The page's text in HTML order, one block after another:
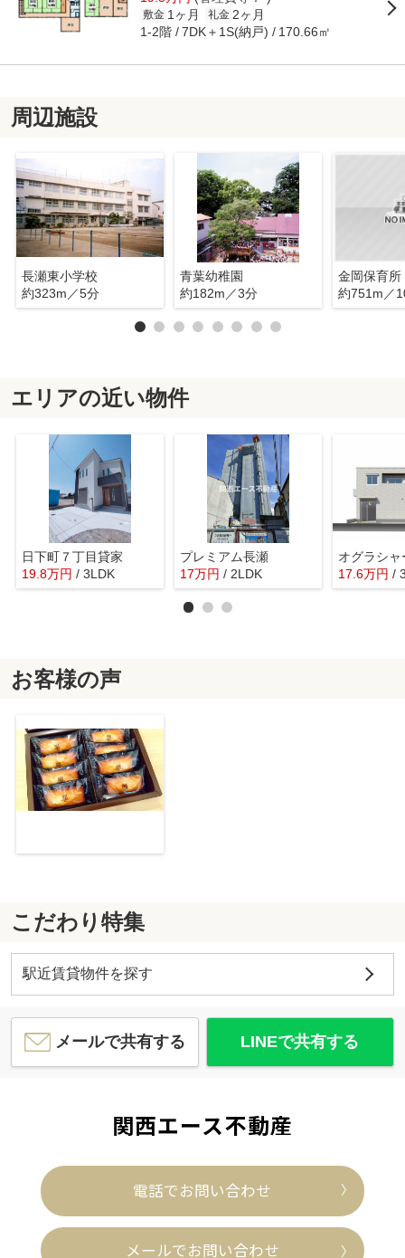
敷金 1ヶ月 礼金 2ヶ月
1-2階 7DK＋1S(納戸) 170.66㎡
周辺施設
長瀬東小学校
約323m／5分
青葉幼稚園
約182m／3分
金岡保育所
約751m／
エリアの近い物件
日下町７丁目貸家
19.8万円 / 3LDK
プレミアム長瀬
17万円 / 2LDK
オグラシャ
17.6万円 /
お客様の声
こだわり特集
駅近賃貸物件を探す
メールで共有する LINEで共有する
関西エース不動産
電話でお問い合わせ
メールでお問い合わせ